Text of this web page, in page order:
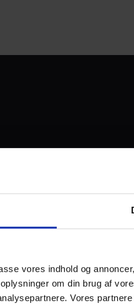
vores indhold og
om din brug af
Vores